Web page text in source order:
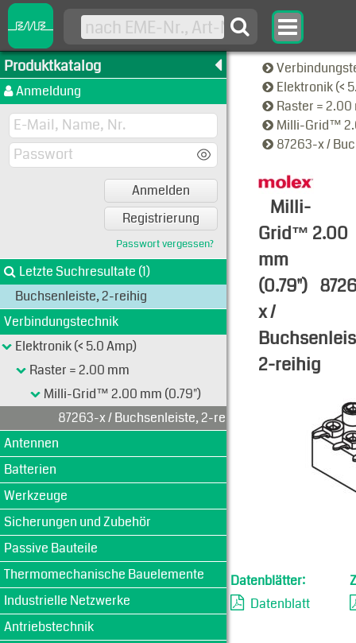
Produktkatalog
Anmeldung
Anmelden
Registrierung
Passwort vergessen?
Letzte Suchresultate (1)
Buchsenleiste, 2-reihig
Verbindungstechnik
Elektronik (< 5.0 Amp)
Raster = 2.00 mm
Milli-Grid™ 2.00 mm (0.79")
87263-x / Buchsenleiste, 2-reihig
Antennen
Batterien
Werkzeuge
Sicherungen und Zubehör
Passive Bauteile
Thermomechanische Bauelemente
Industrielle Netzwerke
Antriebstechnik
Elektronik (<
Raster =
Milli-Grid™
87263-x /
Milli-
Grid™ 2.00
mm
(0.79")
x /
2-reihig
Typen-
Datenblätter:
Datenblatt